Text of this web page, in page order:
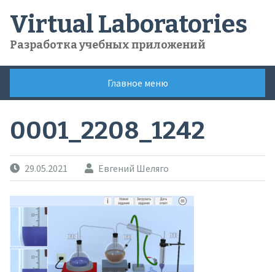
content
Virtual Laboratories
Разработка учебных приложений
Главное меню
0001_2208_1242
29.05.2021 Евгений Шеляго